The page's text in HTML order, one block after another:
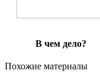
В чем дело?
Похожие материалы